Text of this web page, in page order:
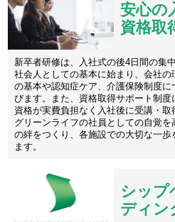
安心の
資格取
新卒者研修は、入社式の後4日間の集
社会人としての基本に始まり、会社
の基本や認知症ケア、介護保険制度
びます。また、資格取得サポート制
資格が実費負担なく入社後に受講・取
グリーンライフの社員としての自覚
の絆をつくり、各施設での大切な一
ます。
シップ
ディン